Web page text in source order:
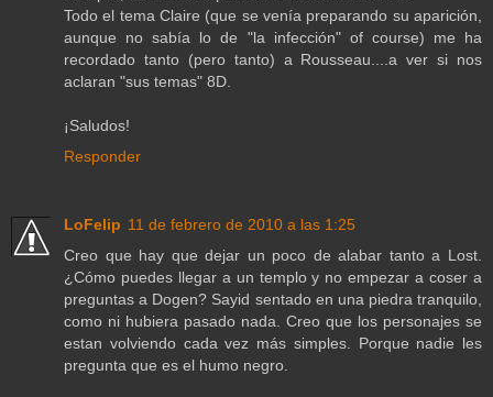
Todo el tema Claire (que se venía preparando su aparición,
aunque no sabía lo de "la infección" of course) me ha
recordado tanto (pero tanto) a Rousseau....a ver si nos
aclaran "sus temas" 8D.
¡Saludos!
Responder
LoFelip 11 de febrero de 2010 a las 1:25
Creo que hay que dejar un poco de alabar tanto a Lost.
¿Cómo puedes llegar a un templo y no empezar a coser a
preguntas a Dogen? Sayid sentado en una piedra tranquilo,
como ni hubiera pasado nada. Creo que los personajes se
estan volviendo cada vez más simples. Porque nadie les
pregunta que es el humo negro.